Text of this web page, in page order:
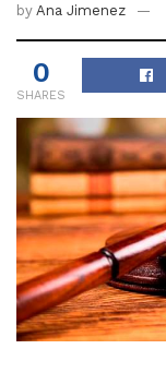
by Ana Jimenez
0
SHARES